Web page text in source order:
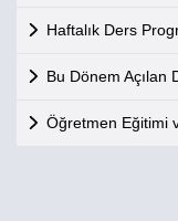
Haftalık Ders
Bu Dönem Açılan
Öğretmen Eğitimi